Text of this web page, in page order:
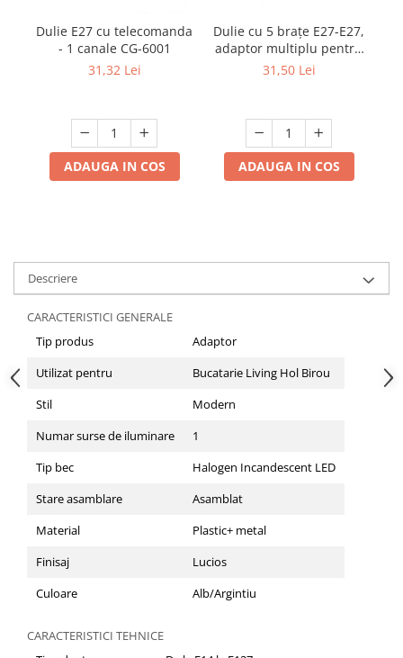
Prelungitoare/Derulatoare
Triplu Stecher
Întrerupătoare/Comutatoare
Ştechere/Stecher adaptor
Corpuri Led lineare
Feronerie
Butuc yala,Broaste usa,Lacat
Tablou si sigurante electrice
Scule / utile / sonerii/ rulete
Adezivi si benzi adezive
Chei , clesti , patenti
Cose / Coliere plastic
taiat,accesorii pentru gaurit si
Sonerii
Dulie E27 cu telecomanda
- 1 canale CG-6001
31,32 Lei
ADAUGA IN COS
Dulie cu 5 brațe E27-E27,
adaptor multiplu pentru
becuri LED, 220V
31,50 Lei
ADAUGA IN COS
Descriere
CARACTERISTICI GENERALE
Tip produs
Adaptor
Utilizat pentru
Bucatarie Living Hol Birou
Stil
Modern
Numar surse de iluminare
1
Tip bec
Halogen Incandescent LED
Stare asamblare
Asamblat
Material
Plastic+ metal
Finisaj
Lucios
Culoare
Alb/Argintiu
CARACTERISTICI TEHNICE